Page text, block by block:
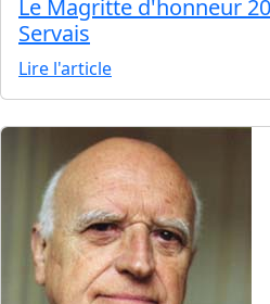
Le Magritte d'honneur
Servais
Lire l'article